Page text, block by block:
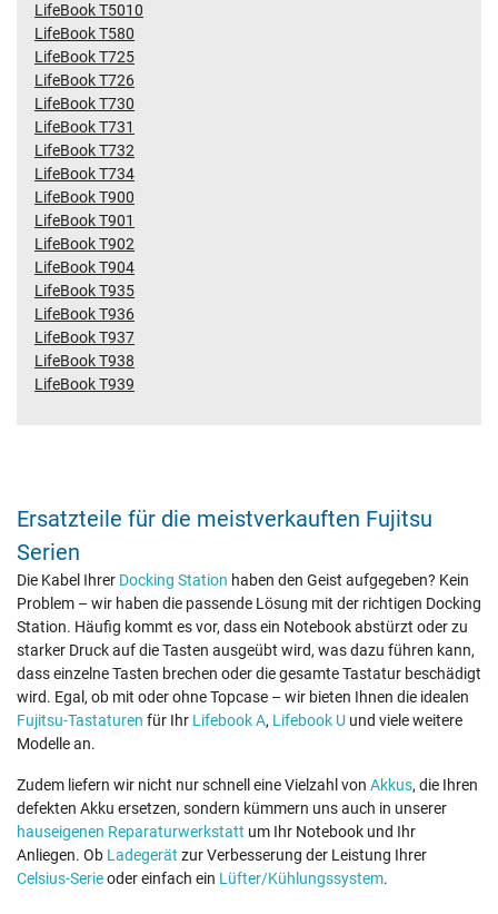
LifeBook T5010
LifeBook T580
LifeBook T725
LifeBook T726
LifeBook T730
LifeBook T731
LifeBook T732
LifeBook T734
LifeBook T900
LifeBook T901
LifeBook T902
LifeBook T904
LifeBook T935
LifeBook T936
LifeBook T937
LifeBook T938
LifeBook T939
Ersatzteile für die meistverkauften Fujitsu
Serien
Die Kabel Ihrer Docking Station haben den Geist aufgegeben? Kein
Problem – wir haben die passende Lösung mit der richtigen Docking
Station. Häufig kommt es vor, dass ein Notebook abstürzt oder zu
starker Druck auf die Tasten ausgeübt wird, was dazu führen kann,
dass einzelne Tasten brechen oder die gesamte Tastatur beschädigt
wird. Egal, ob mit oder ohne Topcase – wir bieten Ihnen die idealen
Fujitsu-Tastaturen für Ihr Lifebook A, Lifebook U und viele weitere
Modelle an.
Zudem liefern wir nicht nur schnell eine Vielzahl von Akkus, die Ihren
defekten Akku ersetzen, sondern kümmern uns auch in unserer
hauseigenen Reparaturwerkstatt um Ihr Notebook und Ihr
Anliegen. Ob Ladegerät zur Verbesserung der Leistung Ihrer
Celsius-Serieoder einfach ein Lüfter/Kühlungssystem.